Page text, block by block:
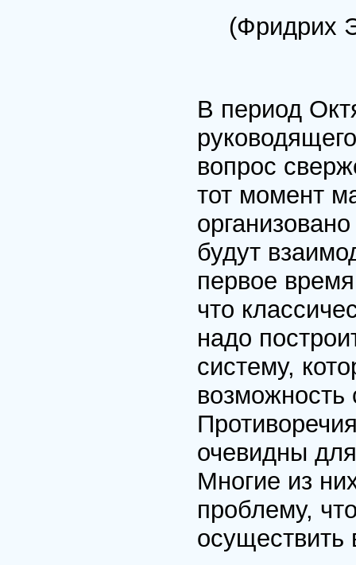
(Фридрих
В период
вопрос
тот момент
будут
первое
что
надо
систему,
возможность
очевидны
Многие из
проблему,